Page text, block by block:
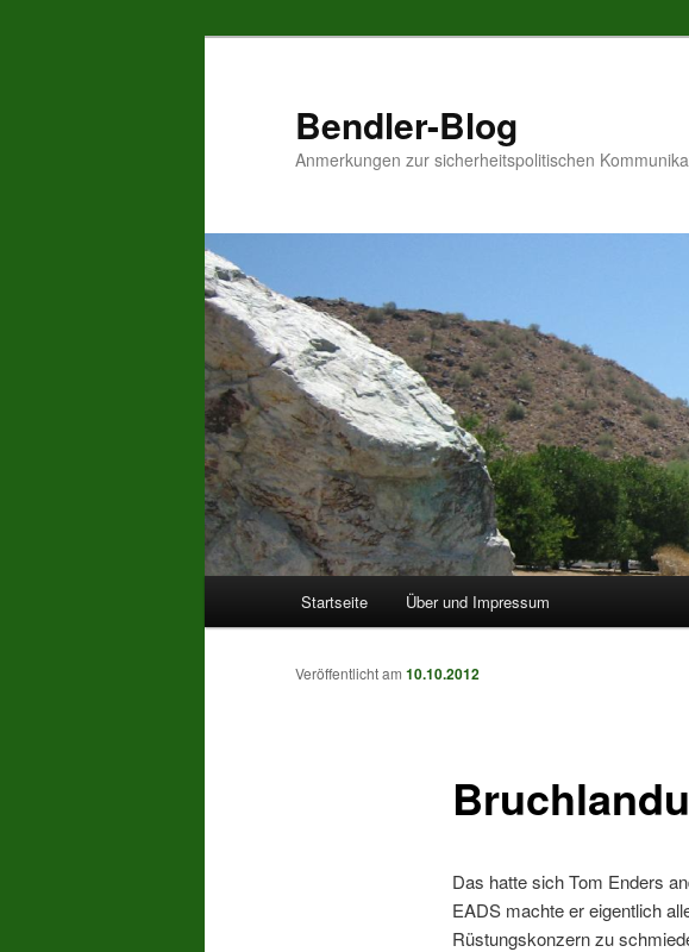
Bendler-Blog
Anmerkungen zur sicherheitspolitischen
Startseite Über und Impressum
Veröffentlicht am 10.10.2012
Das hatte sich Tom Enders
EADS machte er eigentlich
Rüstungskonzern zu